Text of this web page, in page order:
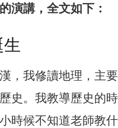
演講，全文如下：
，我修讀地理，主
史。我教導歷史的
時候不知道老師教